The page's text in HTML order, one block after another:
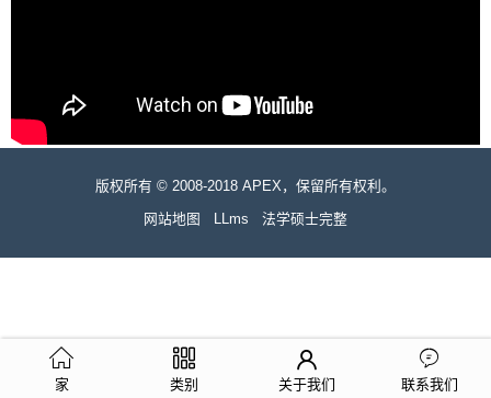
版权所有 © 2008-2018 APEX，保留所有权利。
网站地图
LLms 法学硕士完整
家 类别 关于我们 联系我们